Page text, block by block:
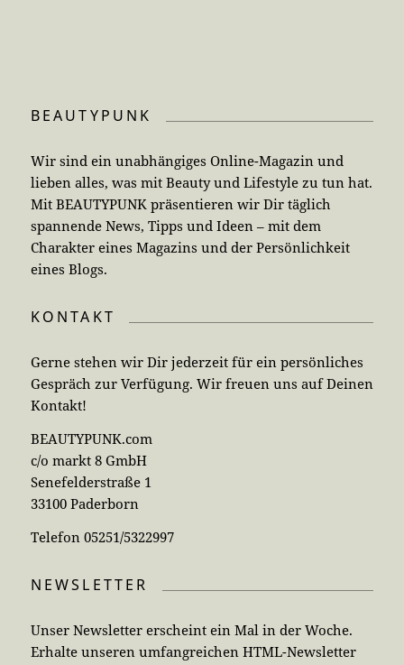
BEAUTYPUNK
Wir sind ein unabhängiges Online-Magazin und
lieben alles, was mit Beauty und Lifestyle zu tun hat.
Mit BEAUTYPUNK präsentieren wir Dir täglich
spannende News, Tipps und Ideen – mit dem
Charakter eines Magazins und der Persönlichkeit
eines Blogs.
KONTAKT
Gerne stehen wir Dir jederzeit für ein persönliches
Gespräch zur Verfügung. Wir freuen uns auf Deinen
Kontakt!
BEAUTYPUNK.com
c/o markt 8 GmbH
Senefelderstraße 1
33100 Paderborn
Telefon 05251/5322997
NEWSLETTER
Unser Newsletter erscheint ein Mal in der Woche.
Erhalte unseren umfangreichen HTML-Newsletter